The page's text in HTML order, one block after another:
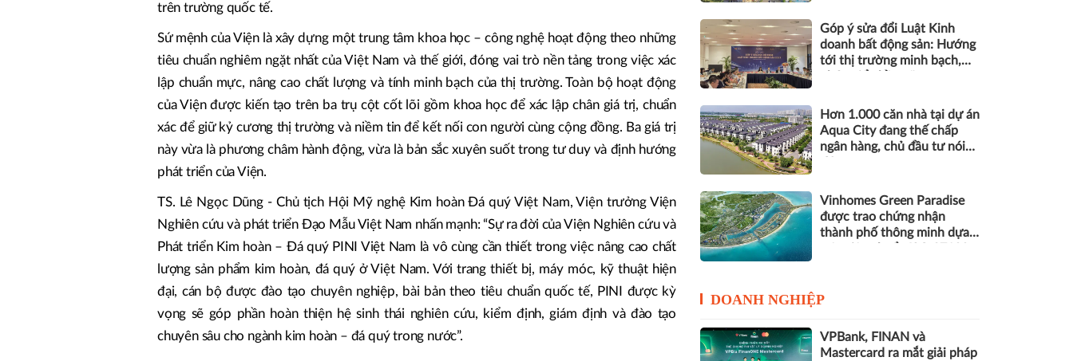
trên trường quốc tế.
Sứ mệnh của Viện là xây dựng một trung tâm khoa học – công nghệ hoạt động theo những
tiêu chuẩn nghiêm ngặt nhất của Việt Nam và thế giới, đóng vai trò nền tảng trong việc xác
lập chuẩn mực, nâng cao chất lượng và tính minh bạch của thị trường. Toàn bộ hoạt động
của Viện được kiến tạo trên ba trụ cột cốt lõi gồm khoa học để xác lập chân giá trị, chuẩn
xác để giữ kỷ cương thị trường và niềm tin để kết nối con người cùng cộng đồng. Ba giá trị
này vừa là phương châm hành động, vừa là bản sắc xuyên suốt trong tư duy và định hướng
phát triển của Viện.
TS. Lê Ngọc Dũng - Chủ tịch Hội Mỹ nghệ Kim hoàn Đá quý Việt Nam, Viện trưởng Viện
Nghiên cứu và phát triển Đạo Mẫu Việt Nam nhấn mạnh: “Sự ra đời của Viện Nghiên cứu và
Phát triển Kim hoàn – Đá quý PINI Việt Nam là vô cùng cần thiết trong việc nâng cao chất
lượng sản phẩm kim hoàn, đá quý ở Việt Nam. Với trang thiết bị, máy móc, kỹ thuật hiện
đại, cán bộ được đào tạo chuyên nghiệp, bài bản theo tiêu chuẩn quốc tế, PINI được kỳ
vọng sẽ góp phần hoàn thiện hệ sinh thái nghiên cứu, kiểm định, giám định và đào tạo
chuyên sâu cho ngành kim hoàn – đá quý trong nước”.
Góp ý sửa đổi Luật Kinh
doanh bất động sản: Hướng
tới thị trường minh bạch,
Hơn 1.000 căn nhà tại dự án
Aqua City đang thế chấp
ngân hàng, chủ đầu tư nói
Vinhomes Green Paradise
được trao chứng nhận
thành phố thông minh dựa
DOANH NGHIỆP
VPBank, FINAN và
Mastercard ra mắt giải pháp